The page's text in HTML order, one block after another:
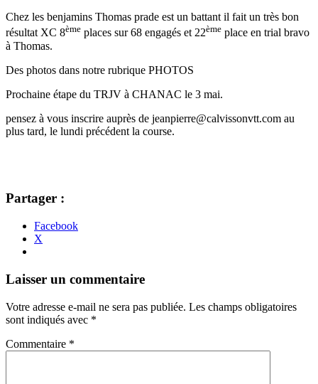
Chez les benjamins Thomas prade est un battant il fait un très bon
résultat XC 8ème places sur 68 engagés et 22ème place en trial bravo
à Thomas.
Des photos dans notre rubrique PHOTOS
Prochaine étape du TRJV à CHANAC le 3 mai.
pensez à vous inscrire auprès de jeanpierre@calvissonvtt.com au
plus tard, le lundi précédent la course.
Partager :
Facebook
X
Navigation
articles
←
→
Laisser un commentaire
Votre adresse e-mail ne sera pas publiée. Les champs obligatoires
sont indiqués avec *
Commentaire *